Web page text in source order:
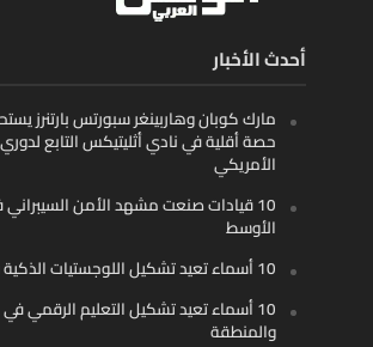
أحدث الأخبار
مارك كوبان وهاربينغر سبورتس بارتنرز
حصة أقلية في نادي أثليتيكس التابع
الأمريكي
10 قيادات صنعت مشهد الأمن
الأوسط
10 أسماء تعيد تشكيل اللوجستيات الذكية في الخليج
10 أسماء تعيد تشكيل التعليم الرقمي في
والمنطقة